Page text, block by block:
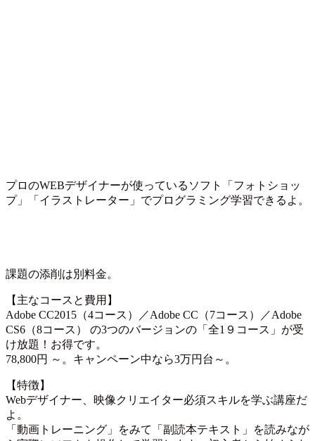
プロのWEBデザイナーが使っているソフト「フォトショッ
プ」「イラストレーター」でプログラミング学習できるよ。
課題の添削は別料金。
【主なコースと費用】
Adobe CC2015（4コース）／Adobe CC（7コース）／Adobe
CS6（8コース） の3つのバージョンの「全1９コース」が受
け放題！お得です。
78,800円 ～。キャンペーン中なら3万円台～。
【特徴】
Webデザイナー、映像クリエイター必須スキルを学ぶ講座だ
よ。
「動画トレーニング」をみて「副読本テキスト」を読みなが